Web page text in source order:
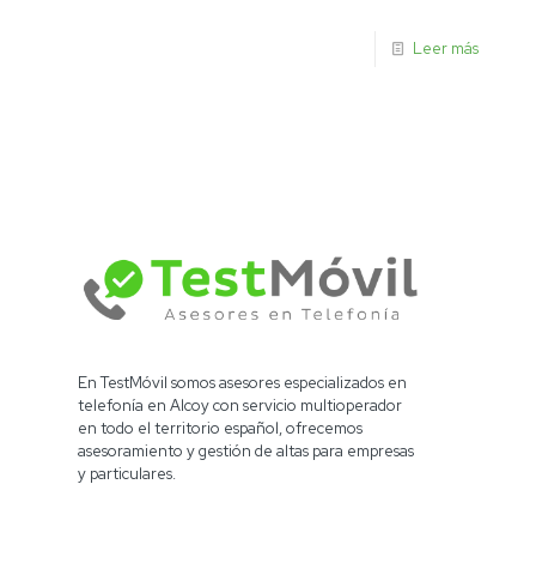
Leer más
En TestMóvil somos asesores especializados en
telefonía en Alcoy con servicio multioperador
en todo el territorio español, ofrecemos
asesoramiento y gestión de altas para empresas
y particulares.